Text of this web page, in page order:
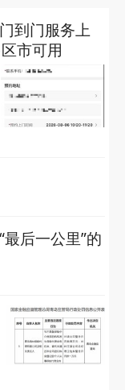
到门服务上
市可用
后一公里”的